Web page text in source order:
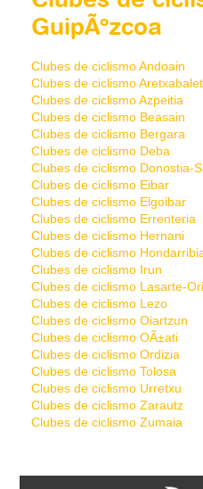
GuipÃºzcoa
Clubes de ciclismo Andoain
Clubes de ciclismo
Clubes de ciclismo Azpeitia
Clubes de ciclismo Beasain
Clubes de ciclismo Bergara
Clubes de ciclismo Deba
Clubes de ciclismo Donostia-
Clubes de ciclismo Eibar
Clubes de ciclismo Elgoibar
Clubes de ciclismo Errenteria
Clubes de ciclismo Hernani
Clubes de ciclismo
Clubes de ciclismo Irun
Clubes de ciclismo Lasarte-
Clubes de ciclismo Lezo
Clubes de ciclismo Oiartzun
Clubes de ciclismo OÃ±ati
Clubes de ciclismo Ordizia
Clubes de ciclismo Tolosa
Clubes de ciclismo Urretxu
Clubes de ciclismo Zarautz
Clubes de ciclismo Zumaia